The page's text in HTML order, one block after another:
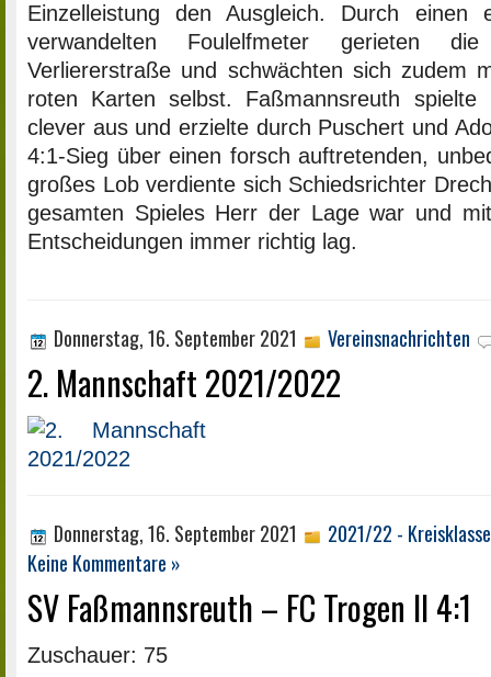
Einzelleistung den Ausgleich. Durch einen
verwandelten Foulelfmeter gerieten
Verliererstraße und schwächten sich zudem
roten Karten selbst. Faßmannsreuth spielte
clever aus und erzielte durch Puschert und
4:1-Sieg über einen forsch auftretenden,
großes Lob verdiente sich Schiedsrichter
gesamten Spieles Herr der Lage war und
Entscheidungen immer richtig lag.
Donnerstag, 16. September 2021 Vereinsnachrichten
2. Mannschaft 2021/2022
Donnerstag, 16. September 2021
2021/22 -
Keine Kommentare »
SV Faßmannsreuth – FC Trogen II 4:1
Zuschauer: 75